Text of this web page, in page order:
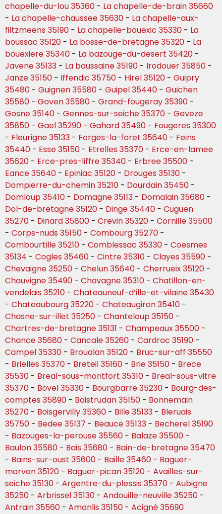
chapelle-du-lou 35360 - La chapelle-de-brain 35660
- La chapelle-chaussee 35630 - La chapelle-aux-
filtzmeens 35190 - La chapelle-bouexic 35330 - La
boussac 35120 - La bosse-de-bretagne 35320 - La
bouexiere 35340 - La bazouge-du-desert 35420 -
Javene 35133 - La baussaine 35190 - Irodouer 35850 -
Janze 35150 - Iffendic 35750 - Hirel 35120 - Guipry
35480 - Guignen 35580 - Guipel 35440 - Guichen
35580 - Goven 35580 - Grand-fougeray 35390 -
Gosne 35140 - Gennes-sur-seiche 35370 - Geveze
35850 - Gael 35290 - Gahard 35490 - Fougeres 35300
- Fleurigne 35133 - Forges-la-foret 35640 - Feins
35440 - Esse 35150 - Etrelles 35370 - Erce-en-lamee
35620 - Erce-pres-liffre 35340 - Erbree 35500 -
Eance 35640 - Epiniac 35120 - Drouges 35130 -
Dompierre-du-chemin 35210 - Dourdain 35450 -
Domloup 35410 - Domagne 35113 - Domalain 35680 -
Dol-de-bretagne 35120 - Dinge 35440 - Cuguen
35270 - Dinard 35800 - Crevin 35320 - Cornille 35500
- Corps-nuds 35150 - Combourg 35270 -
Combourtille 35210 - Comblessac 35330 - Coesmes
35134 - Cogles 35460 - Cintre 35310 - Clayes 35590 -
Chevaigne 35250 - Chelun 35640 - Cherrueix 35120 -
Chauvigne 35490 - Chavagne 35310 - Chatillon-en-
vendelais 35210 - Chateauneuf-d’ille-et-vilaine 35430
- Chateaubourg 35220 - Chateaugiron 35410 -
Chasne-sur-illet 35250 - Chanteloup 35150 -
Chartres-de-bretagne 35131 - Champeaux 35500 -
Chance 35680 - Cancale 35260 - Cardroc 35190 -
Campel 35330 - Broualan 35120 - Bruc-sur-aff 35550
- Brielles 35370 - Breteil 35160 - Brie 35150 - Brece
35530 - Breal-sous-montfort 35310 - Breal-sous-vitre
35370 - Bovel 35330 - Bourgbarre 35230 - Bourg-des-
comptes 35890 - Boistrudan 35150 - Bonnemain
35270 - Boisgervilly 35360 - Bille 35133 - Bleruais
35750 - Bedee 35137 - Beauce 35133 - Becherel 35190
- Bazouges-la-perouse 35560 - Balaze 35500 -
Baulon 35580 - Bais 35680 - Bain-de-bretagne 35470
- Bains-sur-oust 35600 - Baille 35460 - Baguer-
morvan 35120 - Baguer-pican 35120 - Availles-sur-
seiche 35130 - Argentre-du-plessis 35370 - Aubigne
35250 - Arbrissel 35130 - Andouille-neuville 35250 -
Antrain 35560 - Amanlis 35150 - Acigné 35690